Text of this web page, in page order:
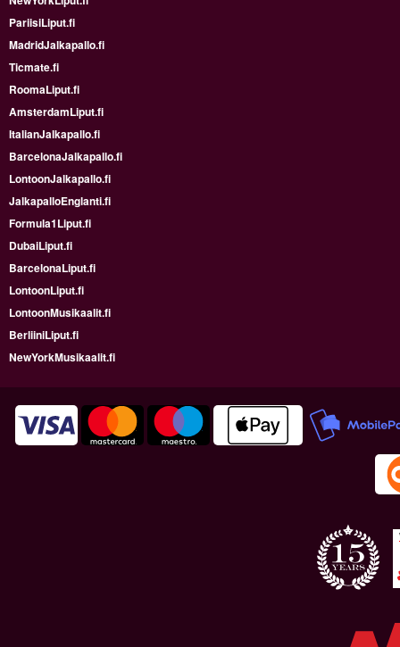
PariisiLiput.fi
MadridJalkapallo.fi
Ticmate.fi
RoomaLiput.fi
AmsterdamLiput.fi
ItalianJalkapallo.fi
BarcelonaJalkapallo.fi
LontoonJalkapallo.fi
JalkapalloEnglanti.fi
Formula1Liput.fi
DubaiLiput.fi
BarcelonaLiput.fi
LontoonLiput.fi
LontoonMusikaalit.fi
BerliiniLiput.fi
NewYorkMusikaalit.fi